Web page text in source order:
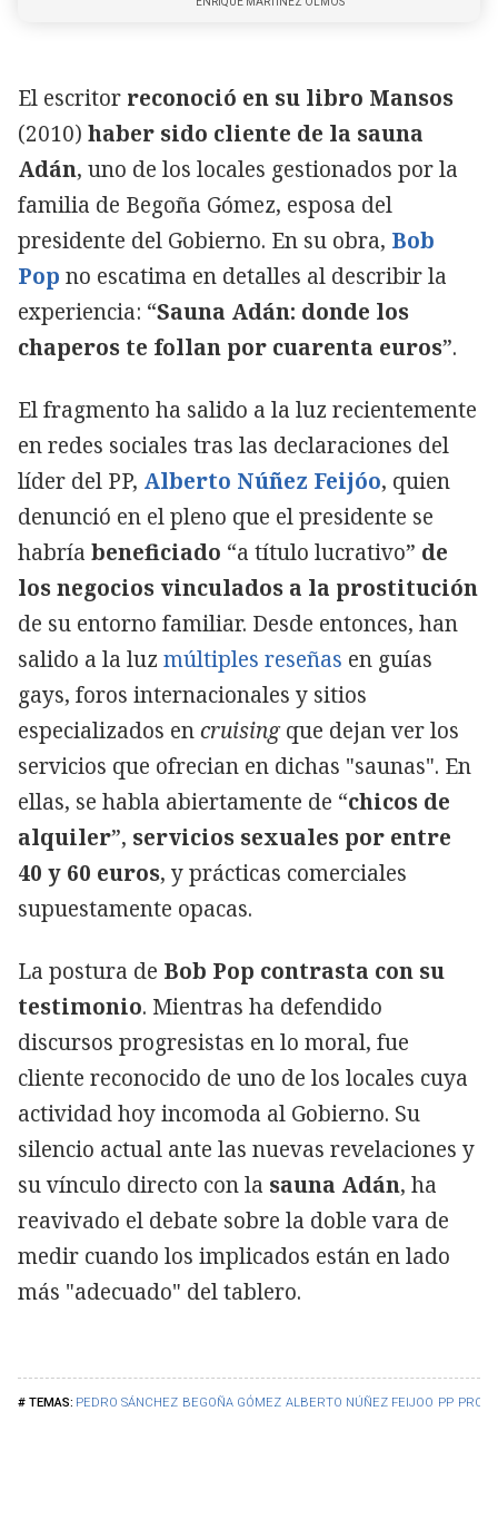
PEDRO SÁNCHEZ BEGOÑA GÓMEZ ALBERTO NÚÑEZ FEIJOO PP
El escritor reconoció en su libro Mansos
(2010) haber sido cliente de la sauna
Adán, uno de los locales gestionados por la
familia de Begoña Gómez, esposa del
presidente del Gobierno. En su obra, Bob
Pop no escatima en detalles al describir la
experiencia: “Sauna Adán: donde los
chaperos te follan por cuarenta euros”.
El fragmento ha salido a la luz recientemente
en redes sociales tras las declaraciones del
líder del PP, Alberto Núñez Feijóo, quien
denunció en el pleno que el presidente se
habría beneficiado “a título lucrativo” de
los negocios vinculados a la prostitución
de su entorno familiar. Desde entonces, han
salido a la luz múltiples reseñas en guías
gays, foros internacionales y sitios
especializados encruisingque dejan ver los
servicios que ofrecian en dichas "saunas". En
ellas, se habla abiertamente de “chicos de
alquiler”, servicios sexuales por entre
40 y 60 euros, y prácticas comerciales
supuestamente opacas.
La postura de Bob Pop contrasta con su
testimonio. Mientras ha defendido
discursos progresistas en lo moral, fue
cliente reconocido de uno de los locales cuya
actividad hoy incomoda al Gobierno. Su
silencio actual ante las nuevas revelaciones y
su vínculo directo con la sauna Adán, ha
reavivado el debate sobre la doble vara de
medir cuando los implicados están en lado
más "adecuado" del tablero.